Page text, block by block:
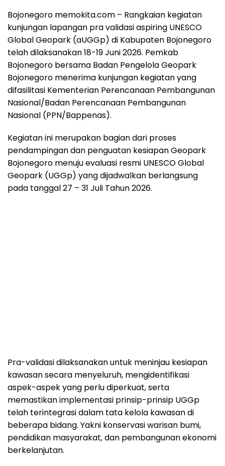
Bojonegoro memokita.com – Rangkaian kegiatan
kunjungan lapangan pra validasi aspiring UNESCO
Global Geopark (aUGGp) di Kabupaten Bojonegoro
telah dilaksanakan 18-19 Juni 2026. Pemkab
Bojonegoro bersama Badan Pengelola Geopark
Bojonegoro menerima kunjungan kegiatan yang
difasilitasi Kementerian Perencanaan Pembangunan
Nasional/Badan Perencanaan Pembangunan
Nasional (PPN/Bappenas).
Kegiatan ini merupakan bagian dari proses
pendampingan dan penguatan kesiapan Geopark
Bojonegoro menuju evaluasi resmi UNESCO Global
Geopark (UGGp) yang dijadwalkan berlangsung
pada tanggal 27 – 31 Juli Tahun 2026.
Pra-validasi dilaksanakan untuk meninjau kesiapan
kawasan secara menyeluruh, mengidentifikasi
aspek-aspek yang perlu diperkuat, serta
memastikan implementasi prinsip-prinsip UGGp
telah terintegrasi dalam tata kelola kawasan di
beberapa bidang. Yakni konservasi warisan bumi,
pendidikan masyarakat, dan pembangunan ekonomi
berkelanjutan.